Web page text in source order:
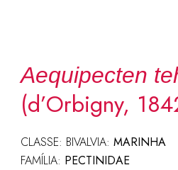
Aequipecten
(d’Orbigny,
CLASSE: BIVALVIA: MARINHA
FAMÍLIA: PECTINIDAE